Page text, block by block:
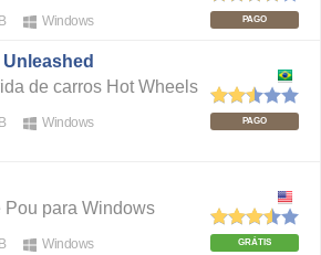
PAGO
Windows
de carros Hot Wheels
PAGO
Windows
Pou para Windows
GRÁTIS
Windows